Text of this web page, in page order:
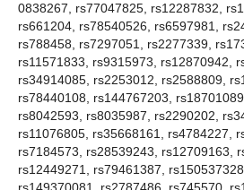
0838267, rs77047825, rs12287832,
rs661204, rs78540526, rs6597981,
rs788458, rs7297051, rs2277339,
rs11571833, rs9315973, rs12870942,
rs34914085, rs2253012, rs2588809,
rs78440108, rs144767203,
rs8042593, rs8035987, rs2290202,
rs11076805, rs35668161, rs4784227,
rs7184573, rs28539243, rs12709163,
rs12449271, rs79461387,